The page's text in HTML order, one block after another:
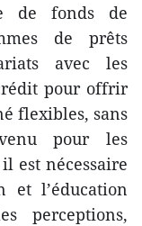
de fonds de
de prêts
avec les
pour offrir
flexibles, sans
pour les
est nécessaire
et l’éducation
perceptions,